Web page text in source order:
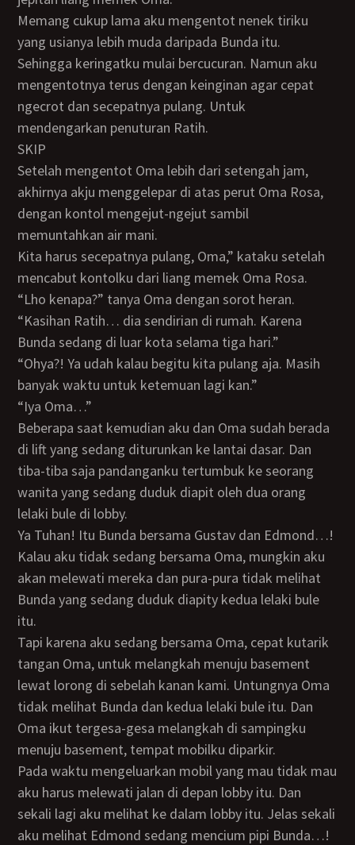
Memang cukup lama aku mengentot nenek tiriku
yang usianya lebih muda daripada Bunda itu.
Sehingga keringatku mulai bercucuran. Namun aku
mengentotnya terus dengan keinginan agar cepat
ngecrot dan secepatnya pulang. Untuk
mendengarkan penuturan Ratih.
SKIP
Setelah mengentot Oma lebih dari setengah jam,
akhirnya akju menggelepar di atas perut Oma Rosa,
dengan kontol mengejut-ngejut sambil
memuntahkan air mani.
Kita harus secepatnya pulang, Oma,” kataku setelah
mencabut kontolku dari liang memek Oma Rosa.
“Lho kenapa?” tanya Oma dengan sorot heran.
“Kasihan Ratih… dia sendirian di rumah. Karena
Bunda sedang di luar kota selama tiga hari.”
“Ohya?! Ya udah kalau begitu kita pulang aja. Masih
banyak waktu untuk ketemuan lagi kan.”
“Iya Oma…”
Beberapa saat kemudian aku dan Oma sudah berada
di lift yang sedang diturunkan ke lantai dasar. Dan
tiba-tiba saja pandanganku tertumbuk ke seorang
wanita yang sedang duduk diapit oleh dua orang
lelaki bule di lobby.
Ya Tuhan! Itu Bunda bersama Gustav dan Edmond…!
Kalau aku tidak sedang bersama Oma, mungkin aku
akan melewati mereka dan pura-pura tidak melihat
Bunda yang sedang duduk diapity kedua lelaki bule
itu.
Tapi karena aku sedang bersama Oma, cepat kutarik
tangan Oma, untuk melangkah menuju basement
lewat lorong di sebelah kanan kami. Untungnya Oma
tidak melihat Bunda dan kedua lelaki bule itu. Dan
Oma ikut tergesa-gesa melangkah di sampingku
menuju basement, tempat mobilku diparkir.
Pada waktu mengeluarkan mobil yang mau tidak mau
aku harus melewati jalan di depan lobby itu. Dan
sekali lagi aku melihat ke dalam lobby itu. Jelas sekali
aku melihat Edmond sedang mencium pipi Bunda…!